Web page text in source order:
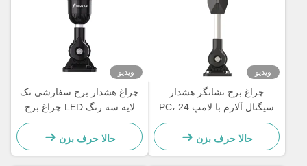
ویدیو
چراغ برج نشانگر هشدار
سیگنال آلارم با لامپ PC، 24
ولت DC
حالا حرف بزن
ویدیو
چراغ هشدار برج سفارشی تک
لایه سه رنگ LED چراغ برج
سیگنال
حالا حرف بزن